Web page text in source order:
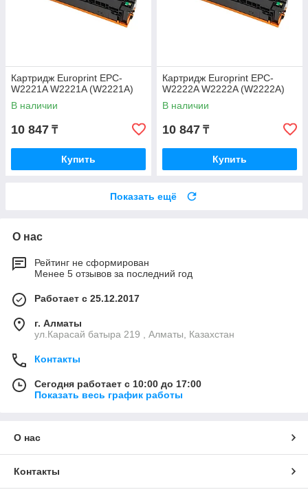
Картридж Europrint EPC-
W2221A W2221A (W2221A)
В наличии
10 847 ₸
Купить
Картридж Europrint EPC-
W2222A W2222A (W2222A)
В наличии
10 847 ₸
Купить
Показать ещё
О нас
Рейтинг не сформирован
Менее 5 отзывов за последний год
Работает с 25.12.2017
г. Алматы
ул.Карасай батыра 219 , Алматы, Казахстан
Контакты
Сегодня работает с 10:00 до 17:00
Показать весь график работы
О нас
Контакты